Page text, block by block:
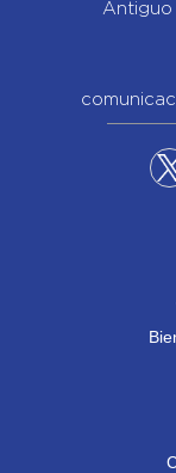
Antiguo